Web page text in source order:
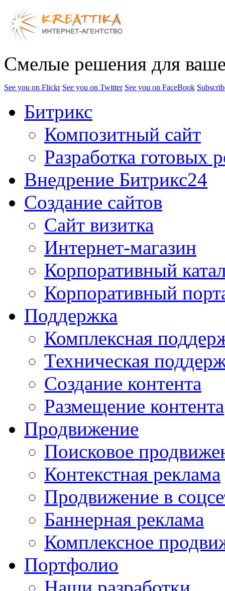
Смелые решения для
See you on Flickr See you on Twitter See you on FaceBook
Битрикс
Композитный сайт
Разработка готовых
Внедрение Битрикс24
Создание сайтов
Сайт визитка
Интернет-магазин
Корпоративный
Корпоративный
Поддержка
Комплексная
Техническая
Создание контента
Размещение контента
Продвижение
Поисковое
Контекстная реклама
Продвижение в
Баннерная реклама
Комплексное
Портфолио